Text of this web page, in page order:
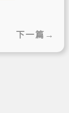
下一篇→